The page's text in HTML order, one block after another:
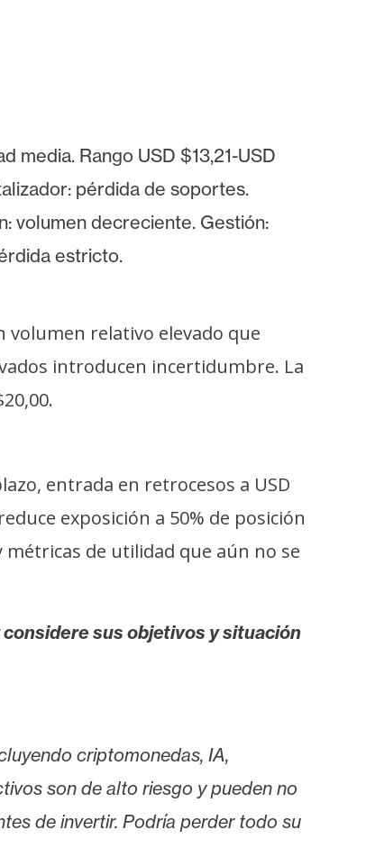
media. Rango USD $13,21-USD
pérdida de soportes.
volumen decreciente. Gestión:
estricto.
volumen relativo elevado que
introducen incertidumbre. La
entrada en retrocesos a USD
exposición a 50% de posición
de utilidad que aún no se
sus objetivos y situación
criptomonedas, IA,
son de alto riesgo y pueden no
de invertir. Podría perder todo su